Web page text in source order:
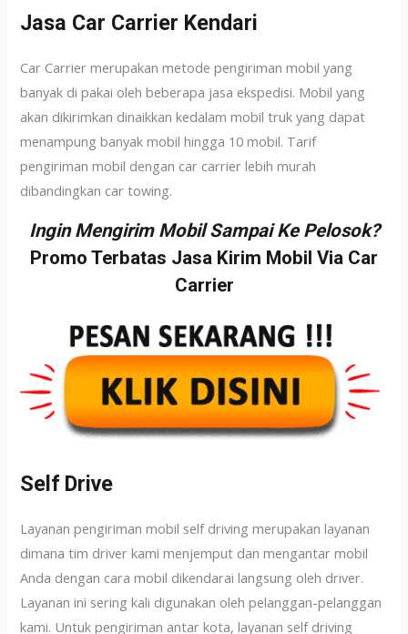
Jasa Car Carrier Kendari
Car Carrier merupakan metode pengiriman mobil yang
banyak di pakai oleh beberapa jasa ekspedisi. Mobil yang
akan dikirimkan dinaikkan kedalam mobil truk yang dapat
menampung banyak mobil hingga 10 mobil. Tarif
pengiriman mobil dengan car carrier lebih murah
dibandingkan car towing.
Ingin Mengirim Mobil Sampai Ke Pelosok?
Promo Terbatas Jasa Kirim Mobil Via Car
Carrier
Self Drive
Layanan pengiriman mobil self driving merupakan layanan
dimana tim driver kami menjemput dan mengantar mobil
Anda dengan cara mobil dikendarai langsung oleh driver.
Layanan ini sering kali digunakan oleh pelanggan-pelanggan
kami. Untuk pengiriman antar kota, layanan self driving